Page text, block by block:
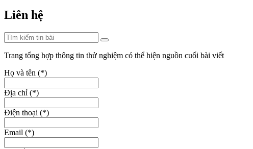
Liên hệ
Trang tổng hợp thông tin thử nghiệm có thể hiện nguồn cuối bài viết
Họ và tên (*)
Địa chỉ (*)
Điện thoại (*)
Email (*)